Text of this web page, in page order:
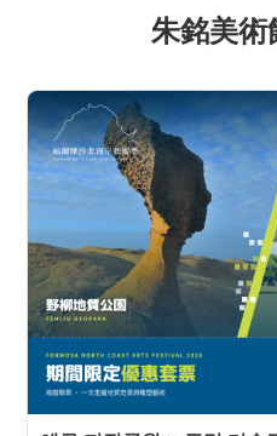
朱銘美術